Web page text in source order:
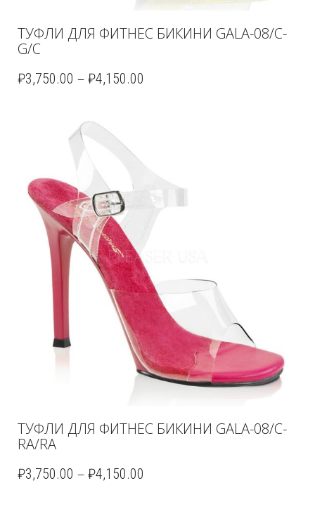
ТУФЛИ ДЛЯ ФИТНЕС БИКИНИ GALA-08/C-
G/C
₽3,750.00 – ₽4,150.00
ТУФЛИ ДЛЯ ФИТНЕС БИКИНИ GALA-08/C-
RA/RA
₽3,750.00 – ₽4,150.00